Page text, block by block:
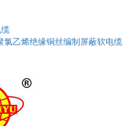
氯乙烯绝缘铜丝编制屏蔽软电缆